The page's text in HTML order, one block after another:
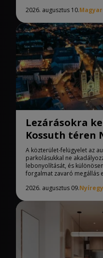
2026. augusztus 10.
Lezárásokra
Kossuth téren
A közterület-felügyelet az
parkolásukkal ne
lebonyolítását, és
forgalmat zavaró megállás
2026. augusztus 09.